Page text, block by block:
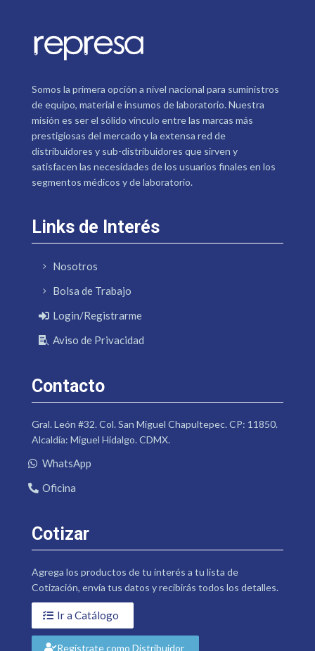
Somos la primera opción a nivel nacional para suministros
de equipo, material e insumos de laboratorio. Nuestra
misión es ser el sólido vínculo entre las marcas más
prestigiosas del mercado y la extensa red de
distribuidores y sub-distribuidores que sirven y
satisfacen las necesidades de los usuarios finales en los
segmentos médicos y de laboratorio.
Links de Interés
Nosotros
Bolsa de Trabajo
Login/Registrarme
Aviso de Privacidad
Contacto
Gral. León #32. Col. San Miguel Chapultepec. CP: 11850.
Alcaldía: Miguel Hidalgo. CDMX.
WhatsApp
Oficina
Cotizar
Agrega los productos de tu interés a tu lista de
Cotización, envía tus datos y recibirás todos los detalles.
Ir a Catálogo
Regístrate como Distribuidor